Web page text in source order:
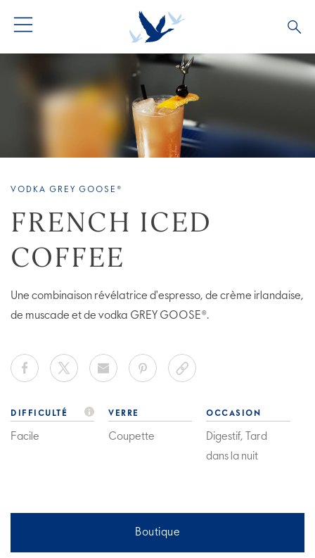
VODKA GREY GOOSE®
FRENCH ICED
COFFEE
Une combinaison révélatrice d'espresso, de crème irlandaise,
de muscade et de vodka GREY GOOSE®.
DIFFICULTÉ
Facile
VERRE
Coupette
OCCASION
Digestif, Tard
dans la nuit
Boutique